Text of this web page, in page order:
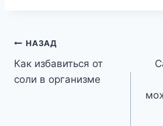
Навигация
по
НАЗАД
Как избавиться от
соли в организме